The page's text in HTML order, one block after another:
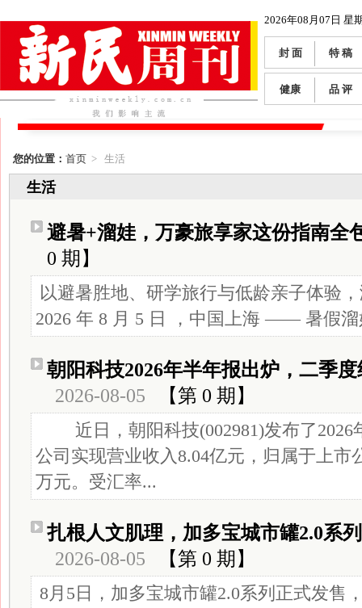
2026年08月07日 星
封 面 特 稿
健康 品 评
您的位置： 首页 > 生活
生活
避暑+溜娃，万豪旅享家这份指南全
0 期】
以避暑胜地、研学旅行与低龄亲子体验
2026 年 8 月 5 日 ，中国上海 —— 暑假
朝阳科技2026年半年报出炉，二季
2026-08-05
【第 0 期】
近日，朝阳科技(002981)发布了2026
公司实现营业收入8.04亿元，归属于上市
万元。受汇率...
扎根人文肌理，加多宝城市罐2.0系
2026-08-05
【第 0 期】
8月5日，加多宝城市罐2.0系列正式发售